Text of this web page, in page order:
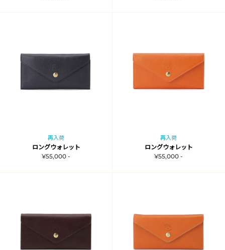
再入荷
ロングウォレット
¥55,000 -
再入荷
ロングウォレット
¥55,000 -